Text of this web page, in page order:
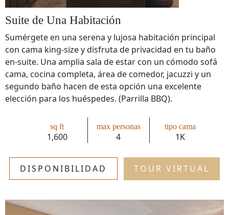
Suite de Una Habitación
Sumérgete en una serena y lujosa habitación principal
con cama king-size y disfruta de privacidad en tu baño
en-suite. Una amplia sala de estar con un cómodo sofá
cama, cocina completa, área de comedor, jacuzzi y un
segundo baño hacen de esta opción una excelente
elección para los huéspedes. (Parrilla BBQ).
sq ft
1,600
max personas
4
tipo cama
1K
DISPONIBILIDAD TOUR VIRTUAL